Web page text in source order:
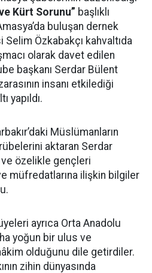
Kürt Sorunu” başlıklı
buluşan dernek
Özkabakçı kahvaltıda
olarak davet edilen
başkanı Serdar Bülent
insanı etkilediği
yapıldı.
Müslümanların
aktaran Serdar
ve özelikle gençleri
müfredatlarına ilişkin bilgiler
ayrıca Orta Anadolu
yoğun bir ulus ve
olduğunu dile getirdiler.
zihin dünyasında